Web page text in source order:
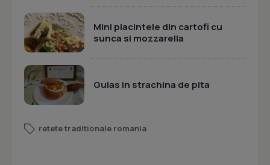
Mini placintele din cartofi cu
sunca si mozzarella
Gulas in strachina de pita
retete traditionale romania